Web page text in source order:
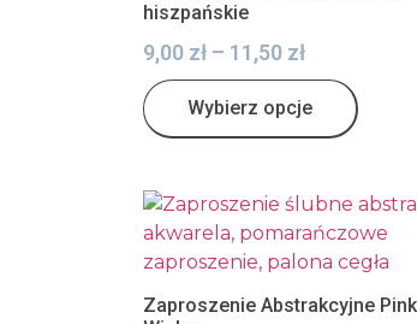
hiszpańskie
9,00 zł – 11,50 zł
Wybierz opcje
Zaproszenie Abstrakcyjne